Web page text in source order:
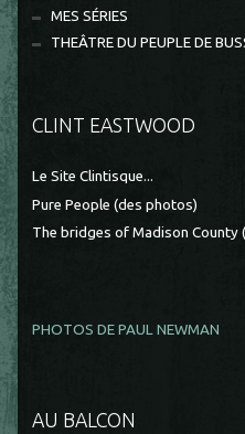
MES SÉRIES
THEÂTRE DU PEUPLE DE
CLINT EASTWOOD
Le Site Clintisque...
Pure People (des photos)
The bridges of Madison County
PHOTOS DE PAUL NEWMAN
AU BALCON